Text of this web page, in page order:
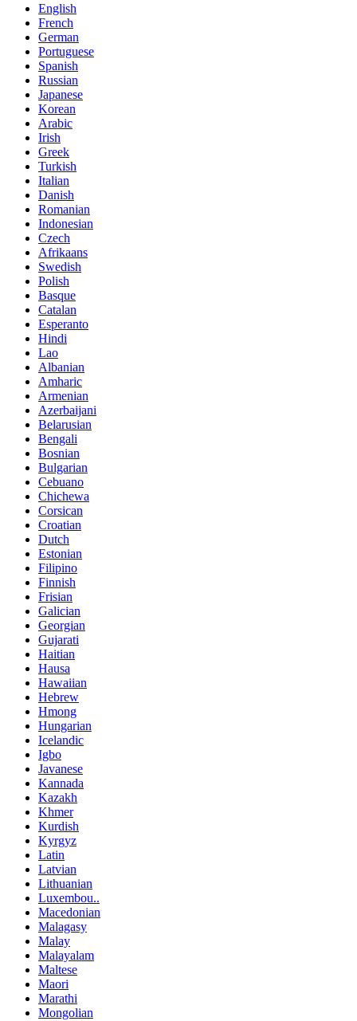
English
French
German
Portuguese
Spanish
Russian
Japanese
Korean
Arabic
Irish
Greek
Turkish
Italian
Danish
Romanian
Indonesian
Czech
Afrikaans
Swedish
Polish
Basque
Catalan
Esperanto
Hindi
Lao
Albanian
Amharic
Armenian
Azerbaijani
Belarusian
Bengali
Bosnian
Bulgarian
Cebuano
Chichewa
Corsican
Croatian
Dutch
Estonian
Filipino
Finnish
Frisian
Galician
Georgian
Gujarati
Haitian
Hausa
Hawaiian
Hebrew
Hmong
Hungarian
Icelandic
Igbo
Javanese
Kannada
Kazakh
Khmer
Kurdish
Kyrgyz
Latin
Latvian
Lithuanian
Luxembou..
Macedonian
Malagasy
Malay
Malayalam
Maltese
Maori
Marathi
Mongolian